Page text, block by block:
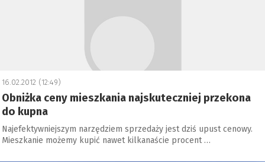
16.02.2012 (12:49)
Obniżka ceny mieszkania najskuteczniej przekona
do kupna
Najefektywniejszym narzędziem sprzedaży jest dziś upust cenowy.
Mieszkanie możemy kupić nawet kilkanaście procent …